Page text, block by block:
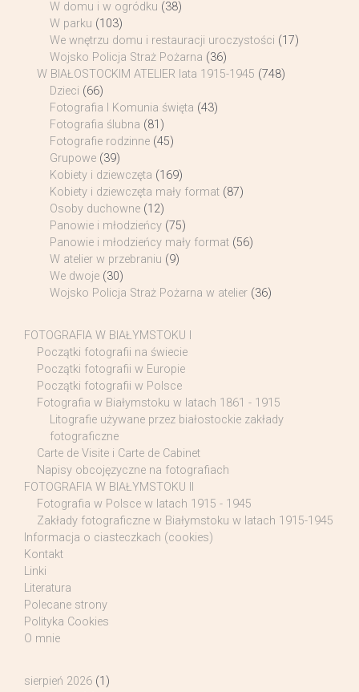
W domu i w ogródku (38)
W parku (103)
We wnętrzu domu i restauracji uroczystości (17)
Wojsko Policja Straż Pożarna (36)
W BIAŁOSTOCKIM ATELIER lata 1915-1945 (748)
Dzieci (66)
Fotografia I Komunia święta (43)
Fotografia ślubna (81)
Fotografie rodzinne (45)
Grupowe (39)
Kobiety i dziewczęta (169)
Kobiety i dziewczęta mały format (87)
Osoby duchowne (12)
Panowie i młodzieńcy (75)
Panowie i młodzieńcy mały format (56)
W atelier w przebraniu (9)
We dwoje (30)
Wojsko Policja Straż Pożarna w atelier (36)
FOTOGRAFIA W BIAŁYMSTOKU I
Początki fotografii na świecie
Początki fotografii w Europie
Początki fotografii w Polsce
Fotografia w Białymstoku w latach 1861 - 1915
Litografie używane przez białostockie zakłady
fotograficzne
Carte de Visite i Carte de Cabinet
Napisy obcojęzyczne na fotografiach
FOTOGRAFIA W BIAŁYMSTOKU II
Fotografia w Polsce w latach 1915 - 1945
Zakłady fotograficzne w Białymstoku w latach 1915-1945
Informacja o ciasteczkach (cookies)
Kontakt
Linki
Literatura
Polecane strony
Polityka Cookies
O mnie
sierpień 2026 (1)